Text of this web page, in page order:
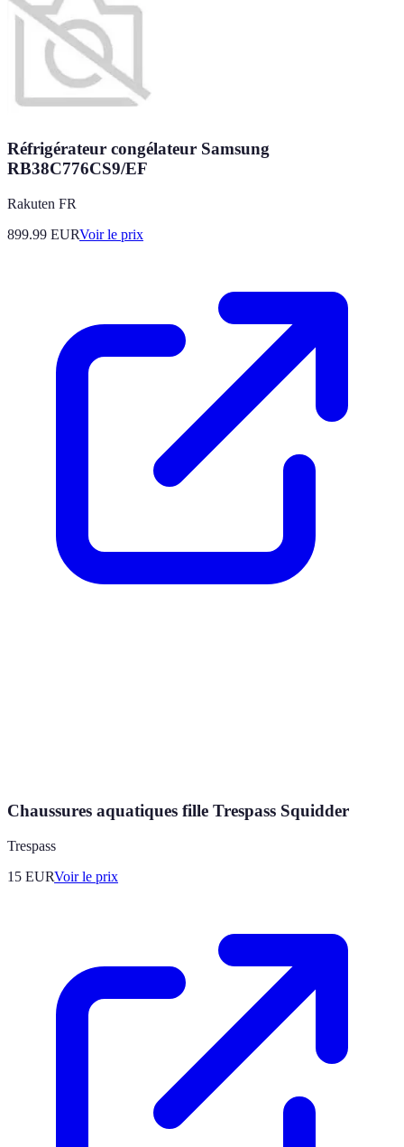
Réfrigérateur congélateur Samsung
RB38C776CS9/EF
Rakuten FR
899.99 EURVoir le prix
Chaussures aquatiques fille Trespass Squidder
Trespass
15 EURVoir le prix